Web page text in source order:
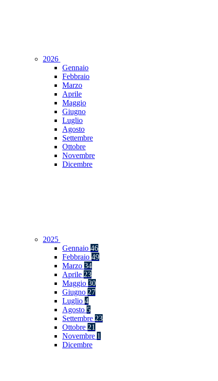
2026
Gennaio
Febbraio
Marzo
Aprile
Maggio
Giugno
Luglio
Agosto
Settembre
Ottobre
Novembre
Dicembre
2025
Gennaio 46
Febbraio 49
Marzo 34
Aprile 23
Maggio 30
Giugno 27
Luglio 4
Agosto 5
Settembre 23
Ottobre 21
Novembre 1
Dicembre